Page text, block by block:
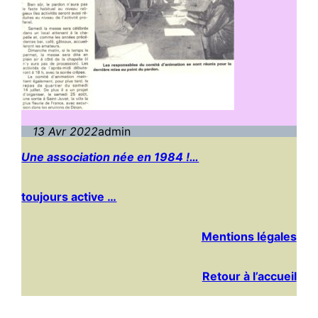
13 Avr 2022admin
Une association née en 1984 !…
toujours active …
Mentions légales
Retour à l’accueil